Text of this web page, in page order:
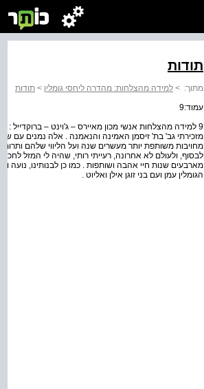
תודות
מתוך: > למידה מהצלחות: מהדרה ליחסי גומלין > תודות
עמוד:9
9 למידה מהצלחות אנשי מכון מאיירס – ג'וינט –
מזכירתי גב' בת' זיסמן האמינה והנאמנה . אלה נמנים עם
מחויבות משותפת יותר מעשרים שנה ועל הליווי שלהם
מארבעים שנות חיי אהבה ושותפות . כמו כן לבנותינו, נועה
הגומלין עמן ועם בני זוגן אילן ואליוט .